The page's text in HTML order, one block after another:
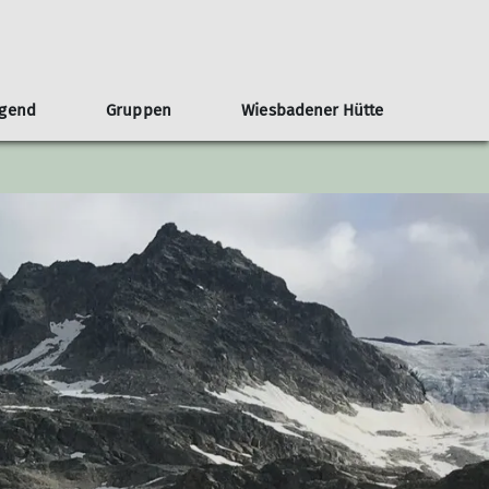
des Umbaus
der Sektion während der NS-
Dokumente
Teilnahmebedingungen
Ausrüstungslisten
Satzungen
Kletterwand
Ausrüstungslisten
Veröffentlichungen - Termine und Preise
Jugendvollversammlung
Gruppen Wiesbadener Hütte